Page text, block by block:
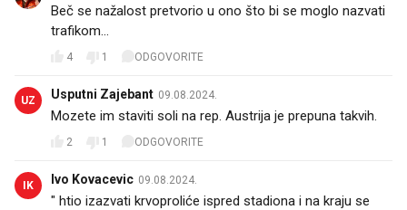
Beč se nažalost pretvorio u ono što bi se moglo nazvati
trafikom...
4 1 ODGOVORITE
UZ Usputni Zajebant 09.08.2024.
Mozete im staviti soli na rep. Austrija je prepuna takvih.
2 1 ODGOVORITE
IK Ivo Kovacevic 09.08.2024.
" htio izazvati krvoproliće ispred stadiona i na kraju se